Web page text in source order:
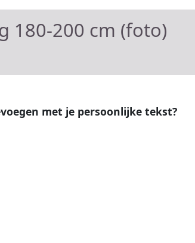
180-200 cm (foto)
met je persoonlijke tekst?